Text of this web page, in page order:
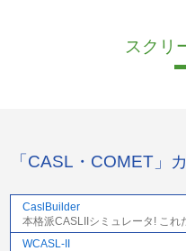
スクリ
「CASL・COMET」
CaslBuilder
本格派CASLIIシミュレータ! こ
WCASL-II